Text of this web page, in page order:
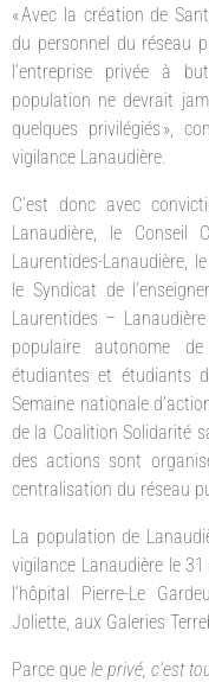
« Avec la création de
du personnel du réseau
l’entreprise privée à
population ne devrait
quelques privilégiés »,
vigilance Lanaudière.
C’est donc avec
Lanaudière, le Conseil
Laurentides-Lanaudière,
le Syndicat de
Laurentides –
populaire autonome
étudiantes et étudiants
Semaine nationale
de la Coalition Solidarité
des actions sont
centralisation du réseau
La population de
vigilance Lanaudière le
l’hôpital Pierre-Le
Joliette, aux Galeries
Parce que le privé, c’est